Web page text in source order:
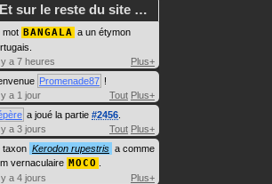
Et sur le reste du site …
mot BANGALA a un étymon
y a 7 heures
Plus+
Promenade87 !
y a 1 jour
Tout Plus+
a joué la partie #2456
y a 3 jours
Tout Plus+
taxon Kerodon rupestris a comme
vernaculaire MOCO
y a 4 jours
Plus+